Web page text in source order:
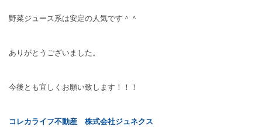
野菜ジュース系は安定の人気です＾＾
ありがとうございました。
今後とも宜しくお願い致します！！！
コレカライフ不動産 株式会社ジュネクス